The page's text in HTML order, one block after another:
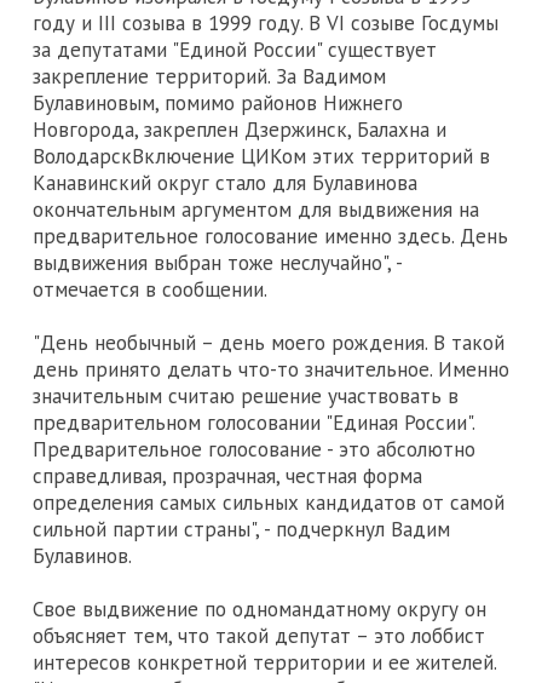
году и III созыва в 1999 году. В VI созыве Госдумы
за депутатами "Единой России" существует
закрепление территорий. За Вадимом
Булавиновым, помимо районов Нижнего
Новгорода, закреплен Дзержинск, Балахна и
ВолодарскВключение ЦИКом этих территорий в
Канавинский округ стало для Булавинова
окончательным аргументом для выдвижения на
предварительное голосование именно здесь. День
выдвижения выбран тоже неслучайно", -
отмечается в сообщении.
"День необычный – день моего рождения. В такой
день принято делать что-то значительное. Именно
значительным считаю решение участвовать в
предварительном голосовании "Единая России".
Предварительное голосование - это абсолютно
справедливая, прозрачная, честная форма
определения самых сильных кандидатов от самой
сильной партии страны", - подчеркнул Вадим
Булавинов.
Свое выдвижение по одномандатному округу он
объясняет тем, что такой депутат – это лоббист
интересов конкретной территории и ее жителей.